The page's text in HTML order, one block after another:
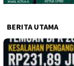
BERITA UTAMA